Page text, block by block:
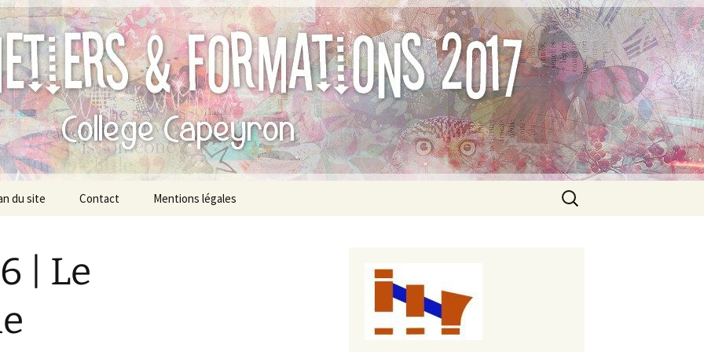
Métiers et des Formations –
du site Contact Mentions légales Rechercher :
| Le